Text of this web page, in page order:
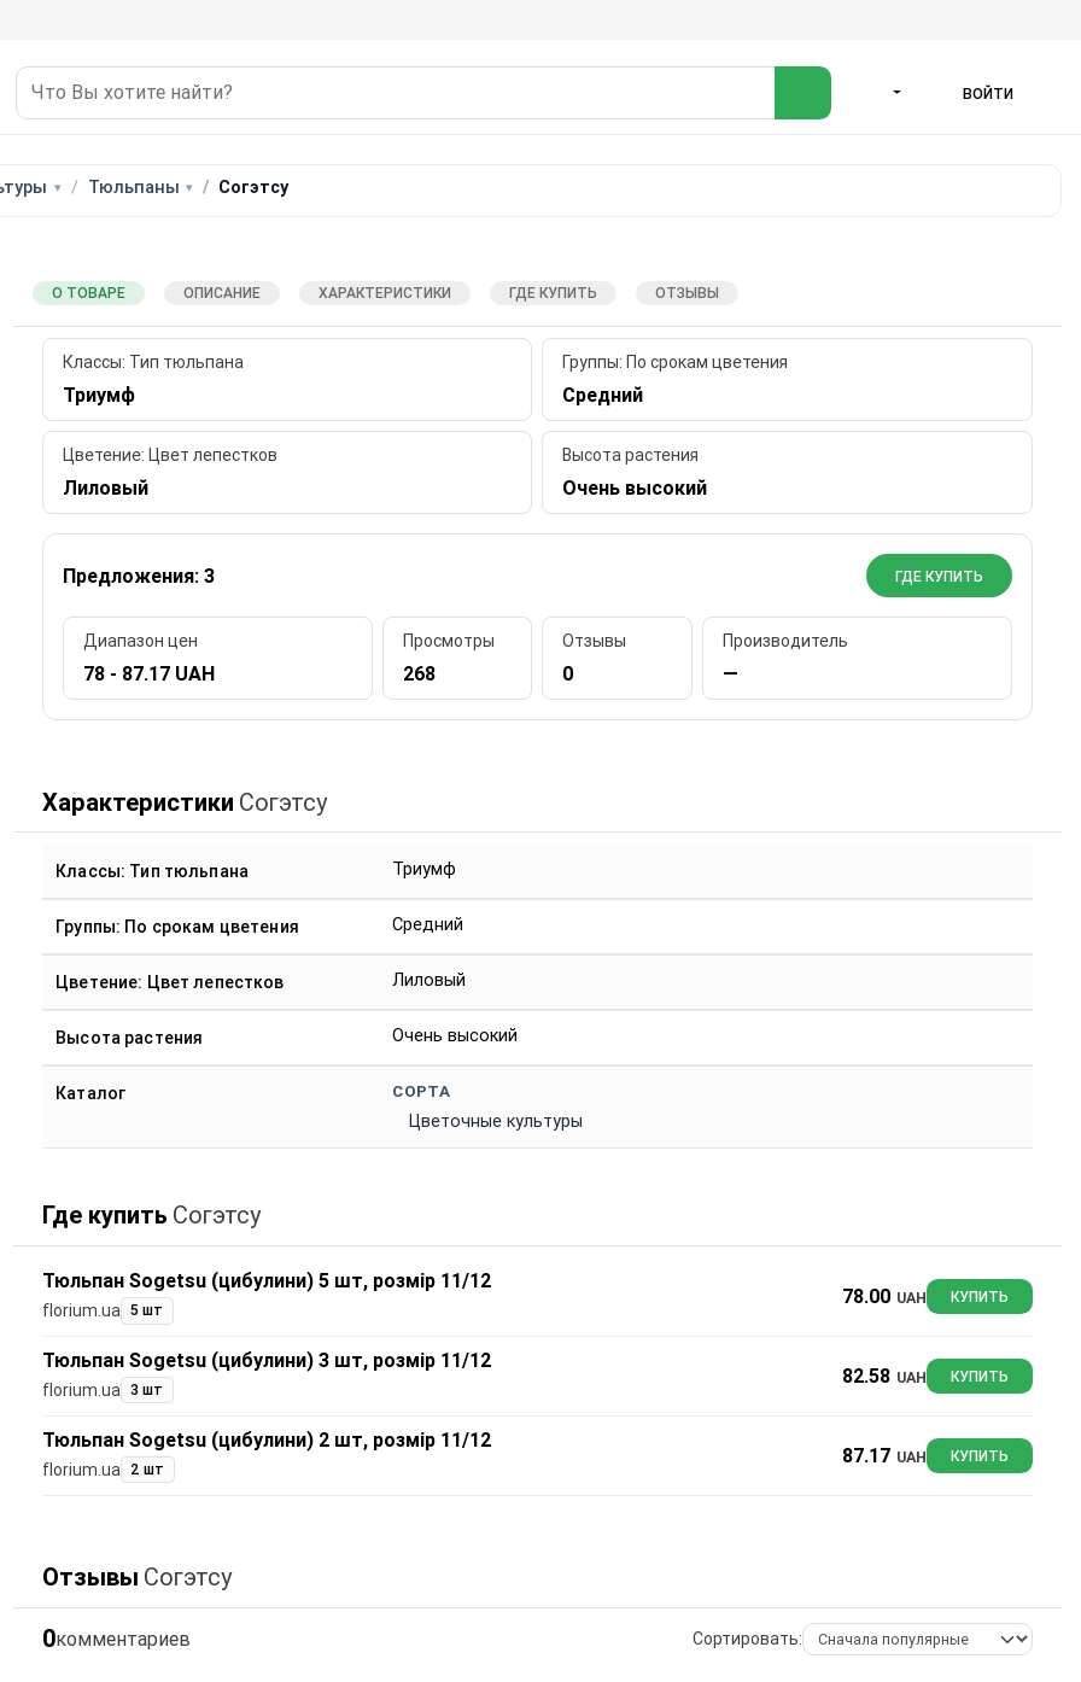
ВОЙТИ
Тюльпаны Согэтсу
О ТОВАРЕ ОПИСАНИЕ ХАРАКТЕРИСТИКИ ГДЕ КУПИТЬ ОТЗЫВЫ
Классы: Тип тюльпана
Триумф
Группы: По срокам цветения
Средний
Цветение: Цвет лепестков
Лиловый
Высота растения
Очень высокий
Предложения: 3 ГДЕ КУПИТЬ
Диапазон цен
78 - 87.17 UAH
Просмотры
268
Отзывы
0
Производитель
—
Характеристики Согэтсу
Классы: Тип тюльпана Триумф
Группы: По срокам цветения Средний
Цветение: Цвет лепестков Лиловый
Высота растения Очень высокий
Каталог СОРТА
Цветочные культуры
Где купить Согэтсу
Тюльпан Sogetsu (цибулини) 5 шт, розмір 11/12
florium.ua 5 шт
78.00 UAH КУПИТЬ
Тюльпан Sogetsu (цибулини) 3 шт, розмір 11/12
florium.ua 3 шт
82.58 UAH КУПИТЬ
Тюльпан Sogetsu (цибулини) 2 шт, розмір 11/12
florium.ua 2 шт
87.17 UAH КУПИТЬ
Отзывы Согэтсу
0комментариев Сортировать: